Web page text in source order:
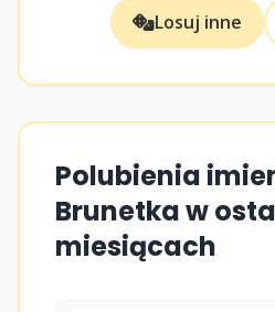
Losuj inne
Polubienia
Brunetka w
miesiącach